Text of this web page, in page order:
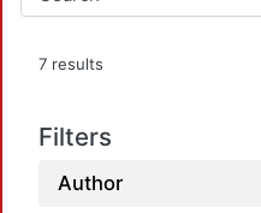
7 results
Filters
Author